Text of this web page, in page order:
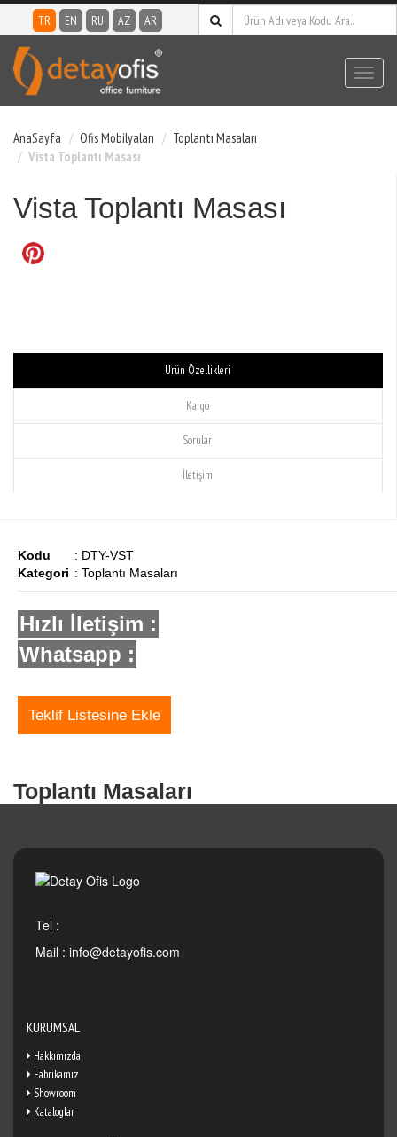
TR EN RU AZ AR
AnaSayfa Ofis Mobilyaları
Toplantı Masaları
Vista Toplantı Masası
Vista Toplantı Masası
Ürün Özellikleri
Kargo
Sorular
İletişim
Kodu
: DTY-VST
Kategori : Toplantı Masaları
Hızlı İletişim :
Whatsapp :
Teklif Listesine Ekle
Toplantı Masaları
Tel :
Mail : info@detayofis.com
KURUMSAL
Hakkımızda
Fabrikamız
Showroom
Kataloglar